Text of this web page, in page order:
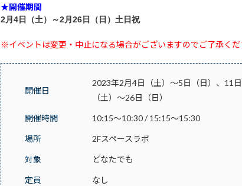
★開催期間
2月4日（土）～2月26日（日）土日祝
※イベントは変更・中止になる場合がございますのでご了承くだ
開催日
2023年2月4日（土）～5日（日）、11
（土）～26日（日）
開催時間 10:15～10:30 / 15:15～15:30
場所 2Fスペースラボ
対象 どなたでも
定員 なし